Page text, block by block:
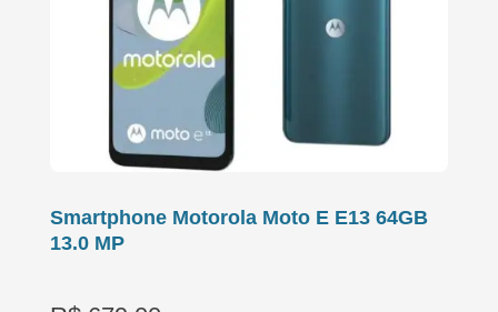
Smartphone Motorola Moto E E13 64GB
13.0 MP